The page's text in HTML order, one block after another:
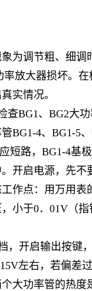
为调节粗、细调
放大器损坏。
实情况。
查BG1、BG2大
BG1-4、BG1-5
短路，BG1-4基
开启电源，先
作点：用万用
小于0．01V（
，开启输出按键
左右，若偏差
大功率管的热